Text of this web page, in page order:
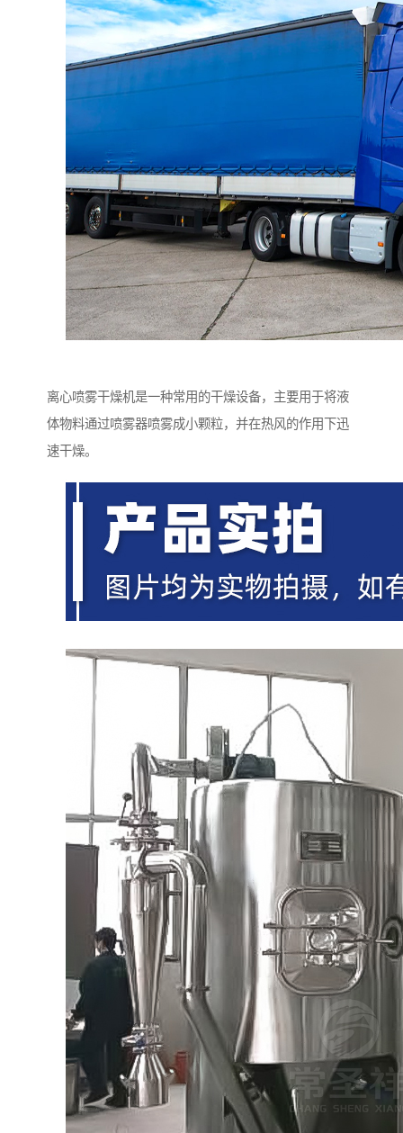
离心喷雾干燥机是一种常用的干燥设备，主要用于将液
体物料通过喷雾器喷雾成小颗粒，并在热风的作用下迅
速干燥。